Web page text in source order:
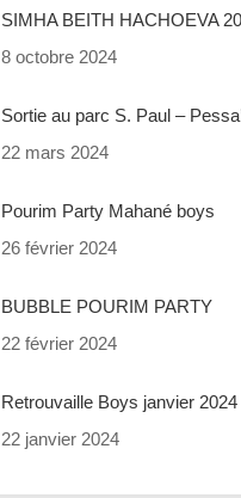
SIMHA BEITH HACHOEVA
8 octobre 2024
Sortie au parc S. Paul –
22 mars 2024
Pourim Party Mahané boys
26 février 2024
BUBBLE POURIM PARTY
22 février 2024
Retrouvaille Boys janvier 2024
22 janvier 2024